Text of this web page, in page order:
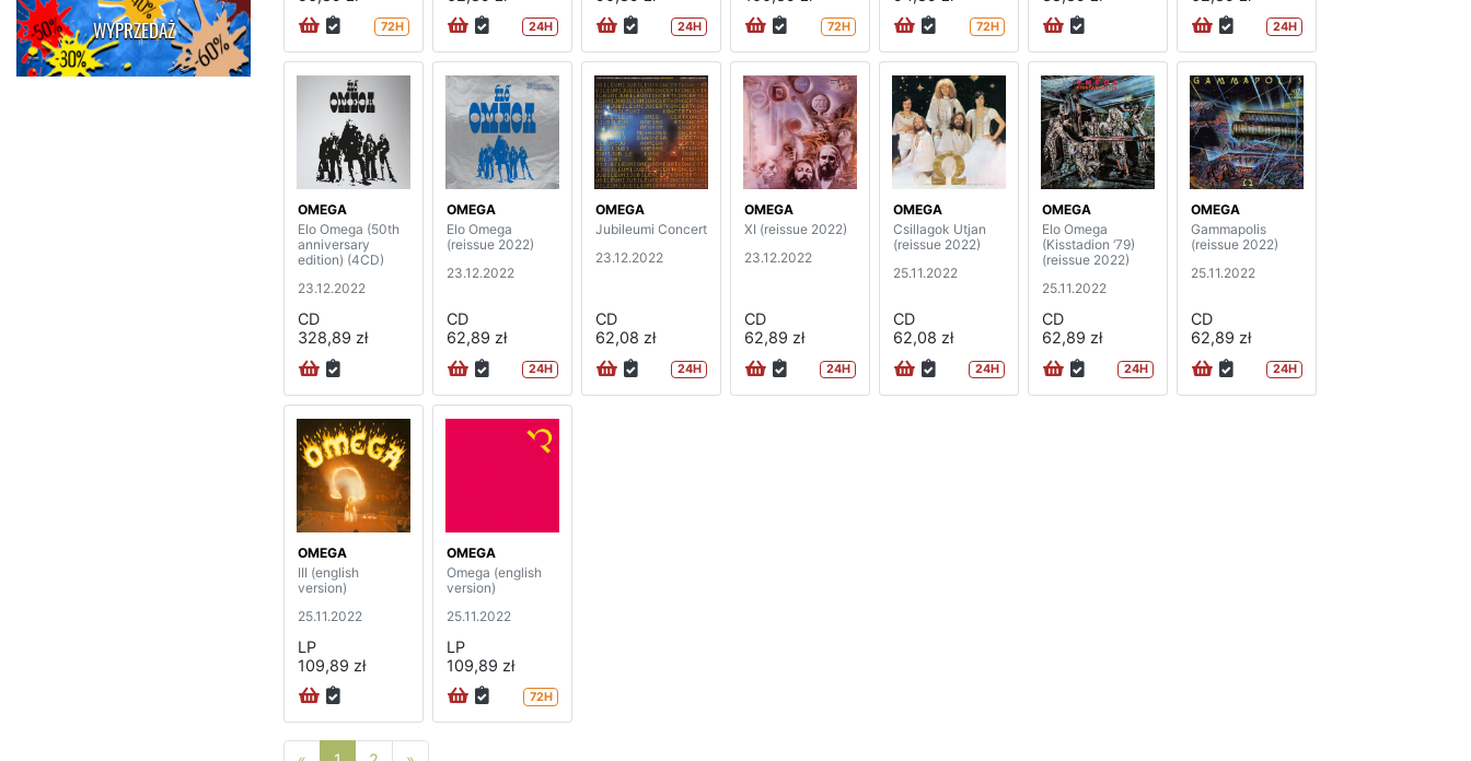
WYPRZEDAŻ 72H 24H 24H 72H 72H 24H
OMEGA
Elo Omega (50th
anniversary
edition) (4CD)
23.12.2022
CD
328,89 zł
OMEGA
Elo Omega
(reissue 2022)
23.12.2022
CD
62,89 zł
24H
OMEGA
Jubileumi Concert
23.12.2022
CD
62,08 zł
24H
OMEGA
XI (reissue 2022)
23.12.2022
CD
62,89 zł
24H
OMEGA
Csillagok Utjan
(reissue 2022)
25.11.2022
CD
62,08 zł
24H
OMEGA
Elo Omega
(Kisstadion ‘79)
(reissue 2022)
25.11.2022
CD
62,89 zł
24H
OMEGA
Gammapolis
(reissue 2022)
25.11.2022
CD
62,89 zł
24H
OMEGA
III (english
version)
25.11.2022
LP
109,89 zł
OMEGA
Omega (english
version)
25.11.2022
LP
109,89 zł
72H